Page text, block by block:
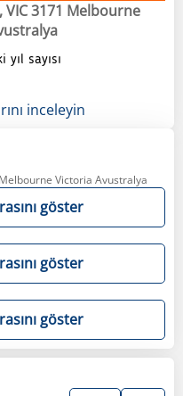
VIC 3171 Melbourne
yıl sayısı
inceleyin
Victoria Avustralya
göster
göster
göster